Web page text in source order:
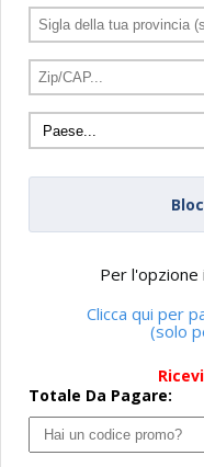
Per l'opzione
Clicca qui per
(solo
Totale Da Pagare: